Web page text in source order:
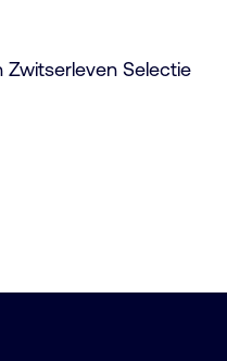
Selectie